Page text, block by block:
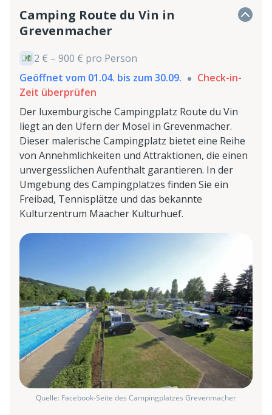
Camping Route du Vin in
Grevenmacher
2 € – 900 € pro Person
Geöffnet vom 01.04. bis zum 30.09.
Check-in-
Zeit überprüfen
Der luxemburgische Campingplatz Route du Vin
liegt an den Ufern der Mosel in Grevenmacher.
Dieser malerische Campingplatz bietet eine Reihe
von Annehmlichkeiten und Attraktionen, die einen
unvergesslichen Aufenthalt garantieren. In der
Umgebung des Campingplatzes finden Sie ein
Freibad, Tennisplätze und das bekannte
Kulturzentrum Maacher Kulturhuef.
Quelle: Facebook-Seite des Campingplatzes Grevenmacher